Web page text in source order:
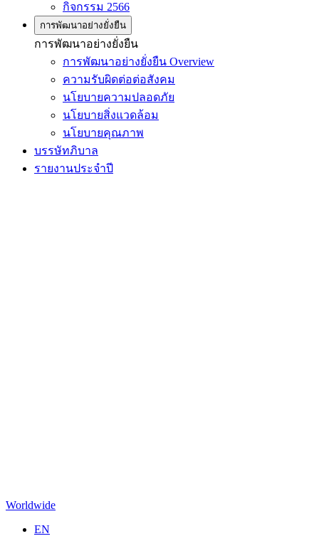
กิจกรรม 2566
การพัฒนาอย่างยั่งยืน
การพัฒนาอย่างยั่งยืน
การพัฒนาอย่างยั่งยืน Overview
ความรับผิดต่อต่อสังคม
นโยบายความปลอดภัย
นโยบายสิ่งแวดล้อม
นโยบายคุณภาพ
บรรษัทภิบาล
รายงานประจำปี
Worldwide
EN